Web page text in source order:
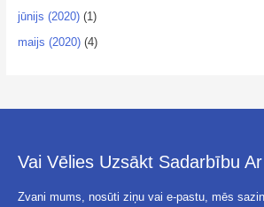
jūnijs (2020)(1)
maijs (2020)(4)
Vai Vēlies Uzsākt Sadarbību
Zvani mums, nosūti ziņu vai e-pastu, mēs